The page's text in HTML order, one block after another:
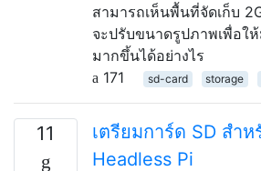
สามารถเห็นพื้นที่จัดเก็บ
จะปรับขนาดรูปภาพเพื่อ
มากขึ้นได้อย่างไร
171
sd-card storage
11
เตรียมการ์ด SD สำ
Headless Pi